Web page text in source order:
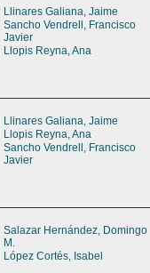
Llinares Galiana, Jaime
Sancho Vendrell, Francisco
Javier
Llopis Reyna, Ana
Llinares Galiana, Jaime
Llopis Reyna, Ana
Sancho Vendrell, Francisco
Javier
Salazar Hernández, Domingo
M.
López Cortés, Isabel